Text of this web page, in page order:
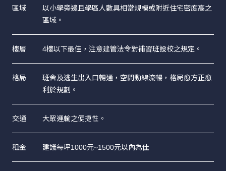
區域
以小學旁邊且學區人數具相當規模或附近住宅密度高之
區域。
樓層 4樓以下最佳，注意建管法令對補習班設校之規定。
格局
班舍及逃生出入口暢通，空間動線流暢，格局愈方正愈
利於規劃。
交通 大眾運輸之便捷性。
租金 建議每坪1000元~1500元以內為佳